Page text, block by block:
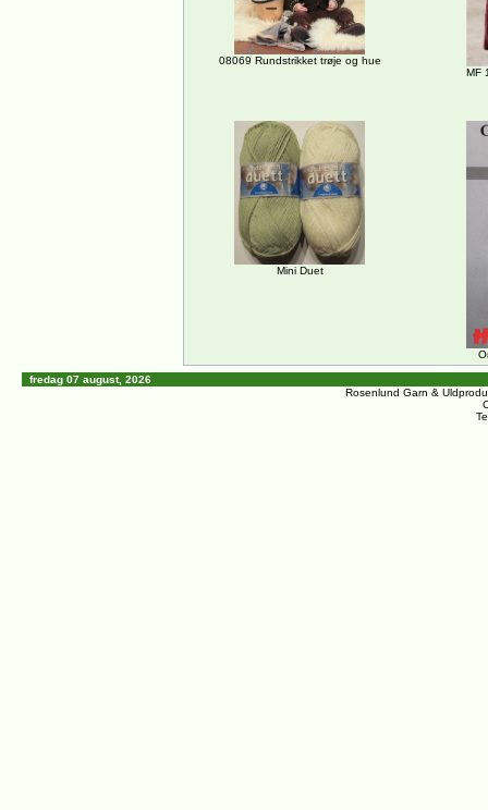
08069 Rundstrikket trøje og hue
MF
Mini Duet
fredag 07 august, 2026
Rosenlund Garn &